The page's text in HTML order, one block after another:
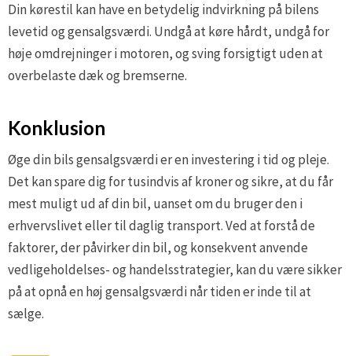
Din kørestil kan have en betydelig indvirkning på bilens
levetid og gensalgsværdi. Undgå at køre hårdt, undgå for
høje omdrejninger i motoren, og sving forsigtigt uden at
overbelaste dæk og bremserne.
Konklusion
Øge din bils gensalgsværdi er en investering i tid og pleje.
Det kan spare dig for tusindvis af kroner og sikre, at du får
mest muligt ud af din bil, uanset om du bruger den i
erhvervslivet eller til daglig transport. Ved at forstå de
faktorer, der påvirker din bil, og konsekvent anvende
vedligeholdelses- og handelsstrategier, kan du være sikker
på at opnå en høj gensalgsværdi når tiden er inde til at
sælge.